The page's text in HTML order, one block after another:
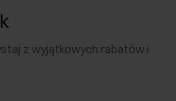
z wyjątkowych rabatów i